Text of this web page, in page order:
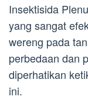
Insektisida
yang sangat
wereng pada
perbedaan dan
diperhatikan
ini.